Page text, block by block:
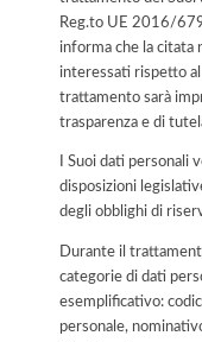
Reg.to UE 2016/
informa che la citata
interessati rispetto
trattamento sarà
trasparenza e di
I Suoi dati personali
disposizioni
degli obblighi di
Durante il
categorie di dati
esemplificativo:
personale,